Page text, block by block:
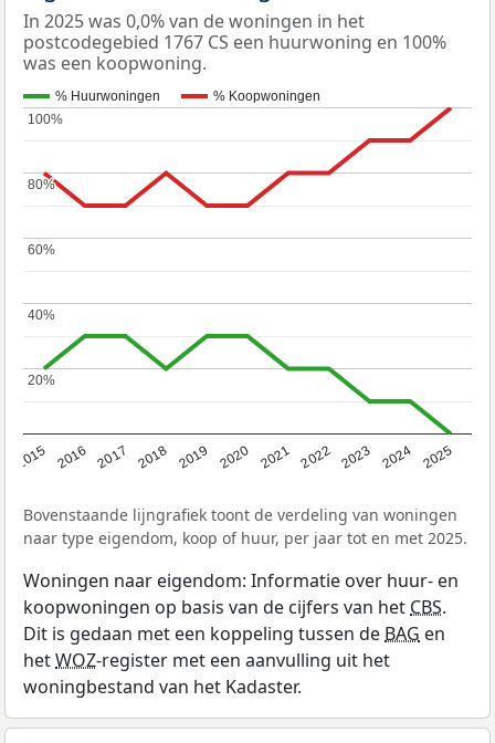
In 2025 was 0,0% van de woningen in het
postcodegebied 1767 CS een huurwoning en 100%
was een koopwoning.
% Huurwoningen % Koopwoningen
2015 2016 2017 2018 2019 2020 2021 2022 2023 2024 2025
20%
20%
40%
40%
60%
60%
80%
80%
100%
100%
Bovenstaande lijngrafiek toont de verdeling van woningen
naar type eigendom, koop of huur, per jaar tot en met 2025.
Woningen naar eigendom: Informatie over huur- en
koopwoningen op basis van de cijfers van het CBS.
Dit is gedaan met een koppeling tussen de BAG en
hetWOZ-register met een aanvulling uit het
woningbestand van het Kadaster.